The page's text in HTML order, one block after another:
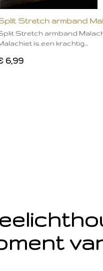
Stretch armband
Stretch armband
is een krachtig…
6,99